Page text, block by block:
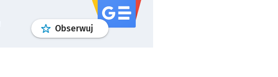
Obserwuj profilgoogle news